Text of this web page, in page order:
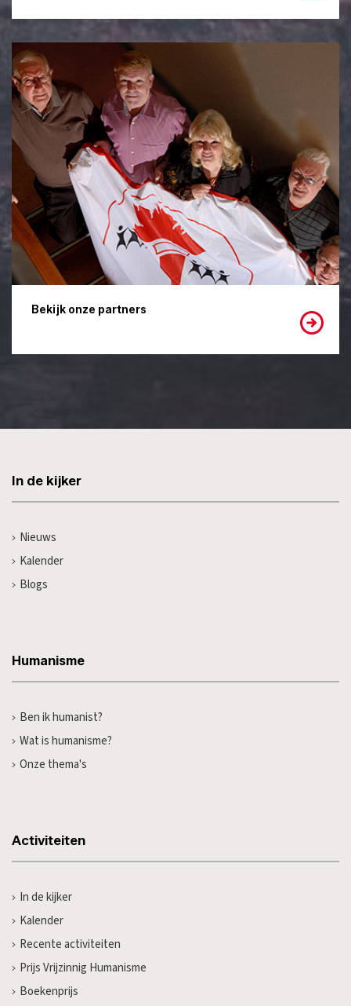
Bekijk onze partners
In de kijker
Nieuws
Kalender
Blogs
Humanisme
Ben ik humanist?
Wat is humanisme?
Onze thema's
Activiteiten
In de kijker
Kalender
Recente activiteiten
Prijs Vrijzinnig Humanisme
Boekenprijs